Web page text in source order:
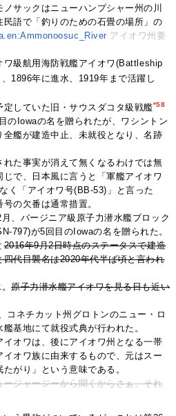
ノサックはニューハンプシャー州の川
民語で「釣りのための石畳の場所」の
アイオワ州要
ワ級航用海防戦艦アイオワ(Battleship
1896年に進水、1919年まで活躍し
定していた旧・サウスダコタ級戦艦*58
のIowaの名を贈られたが、ワシントン
全艦が建造中止、未就役となり、名跡
れた事実が消えて無くなるわけでは無
じで、日本風に言うと「軍艦アイオワ
く「アイオワ号(BB-53)」と言った
の欠番は通常措置。
、バージニア級原子力潜水艦ブロック
797)が5回目のIowaの名を贈られた。
2016年9月2日時点のステータスで建造
四代目襲名は2020年代半ば頃と言われ
。原子力潜水艦アイオワを見る日も近い
コネチカット州グロトンのニュー・ロ
基地にて就役式典が行われた。
イオワは、後にアイオワ州となる一帯
イオワ族に由来するもので、元はスー
がり」という意味である。
ージャージーから聞くからさぁ、それ